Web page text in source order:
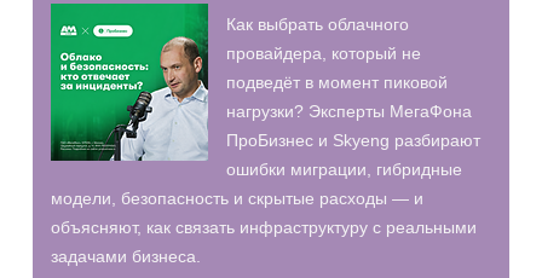
Как выбрать облачного
провайдера, который не
подведёт в момент пиковой
нагрузки? Эксперты МегаФона
ПроБизнес и Skyeng разбирают
ошибки миграции, гибридные
модели, безопасность и скрытые расходы — и
объясняют, как связать инфраструктуру с реальными
задачами бизнеса.